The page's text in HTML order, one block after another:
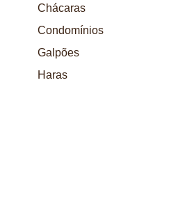
Chácaras
Condomínios
Galpões
Haras